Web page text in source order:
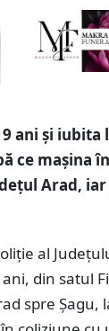
ani și iubita
ce mașina
Arad,
al
din satul
spre Șagu,